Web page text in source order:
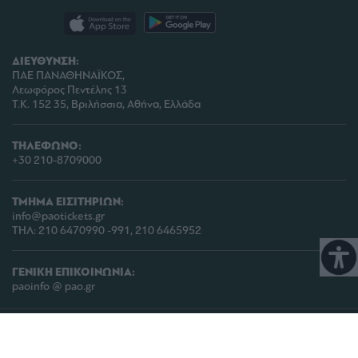
ΔΙΕΥΘΥΝΣΗ:
ΠΑΕ ΠΑΝΑΘΗΝΑΪΚΟΣ,
Λεωφόρος Πεντέλης 13
Τ.Κ. 152 35, Βριλήσσια, Αθήνα, Ελλάδα
ΤΗΛΕΦΩΝΟ:
+30 210-8709000
ΤΜΗΜΑ ΕΙΣΙΤΗΡΙΩΝ:
info@paotickets.gr
ΤΗΛ: 210 6470990 -991, 210 6465952
ΓΕΝΙΚΗ ΕΠΙΚΟΙΝΩΝΙΑ:
paoinfo @ pao.gr